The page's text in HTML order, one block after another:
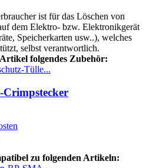
ist für das Löschen von
dem Elektro- bzw. Elektronikgerät
Speicherkarten usw..), welches
selbst verantwortlich.
folgendes Zubehör:
zu folgenden Artikeln: